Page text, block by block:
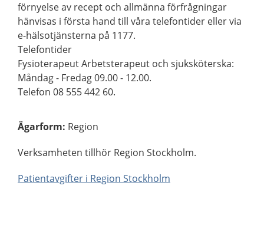
förnyelse av recept och allmänna förfrågningar
hänvisas i första hand till våra telefontider eller via
e-hälsotjänsterna på 1177.
Telefontider
Fysioterapeut Arbetsterapeut och sjuksköterska:
Måndag - Fredag 09.00 - 12.00.
Telefon 08 555 442 60.
Ägarform: Region
Verksamheten tillhör Region Stockholm.
Patientavgifter i Region Stockholm